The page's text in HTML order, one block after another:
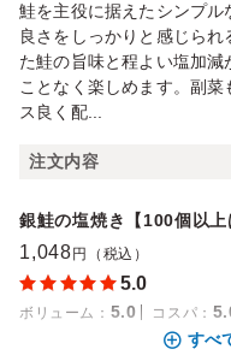
鮭を主役に据えたシンプ
良さをしっかりと感じら
た鮭の旨味と程よい塩加
ことなく楽しめます。副
ス良く配...
注文内容
銀鮭の塩焼き【100個以上
1,048 円（税込）
5.0
ボリューム ： 5.0 コスパ ：
すべ